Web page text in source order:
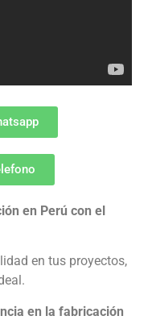
en Perú con el
en tus proyectos,
en la fabricación